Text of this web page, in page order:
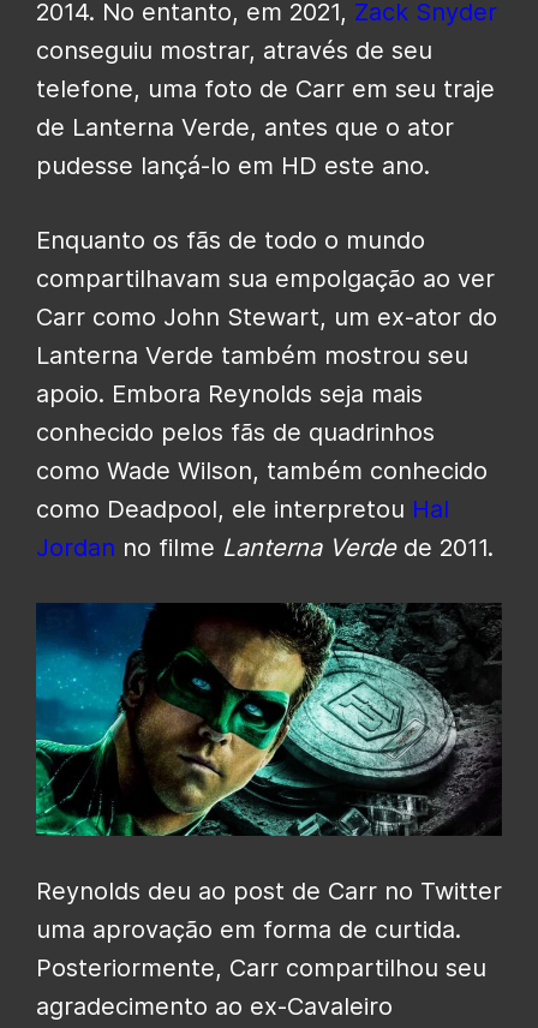
2014. No entanto, em 2021, Zack Snyder
conseguiu mostrar, através de seu
telefone, uma foto de Carr em seu traje
de Lanterna Verde, antes que o ator
pudesse lançá-lo em HD este ano.
Enquanto os fãs de todo o mundo
compartilhavam sua empolgação ao ver
Carr como John Stewart, um ex-ator do
Lanterna Verde também mostrou seu
apoio. Embora Reynolds seja mais
conhecido pelos fãs de quadrinhos
como Wade Wilson, também conhecido
como Deadpool, ele interpretou Hal
Jordan no filme Lanterna Verdede 2011.
Reynolds deu ao post de Carr no Twitter
uma aprovação em forma de curtida.
Posteriormente, Carr compartilhou seu
agradecimento ao ex-Cavaleiro